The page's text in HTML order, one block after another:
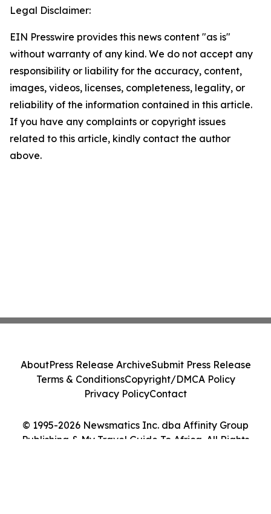
Legal Disclaimer:
EIN Presswire provides this news content "as is"
without warranty of any kind. We do not accept any
responsibility or liability for the accuracy, content,
images, videos, licenses, completeness, legality, or
reliability of the information contained in this article.
If you have any complaints or copyright issues
related to this article, kindly contact the author
above.
© 1995-2026 Newsmatics Inc. dba Affinity Group
Publishing & My Travel Guide To Africa. All Rights
AboutPress Release ArchiveSubmit Press Release
Terms & ConditionsCopyright/DMCA Policy
Privacy PolicyContact